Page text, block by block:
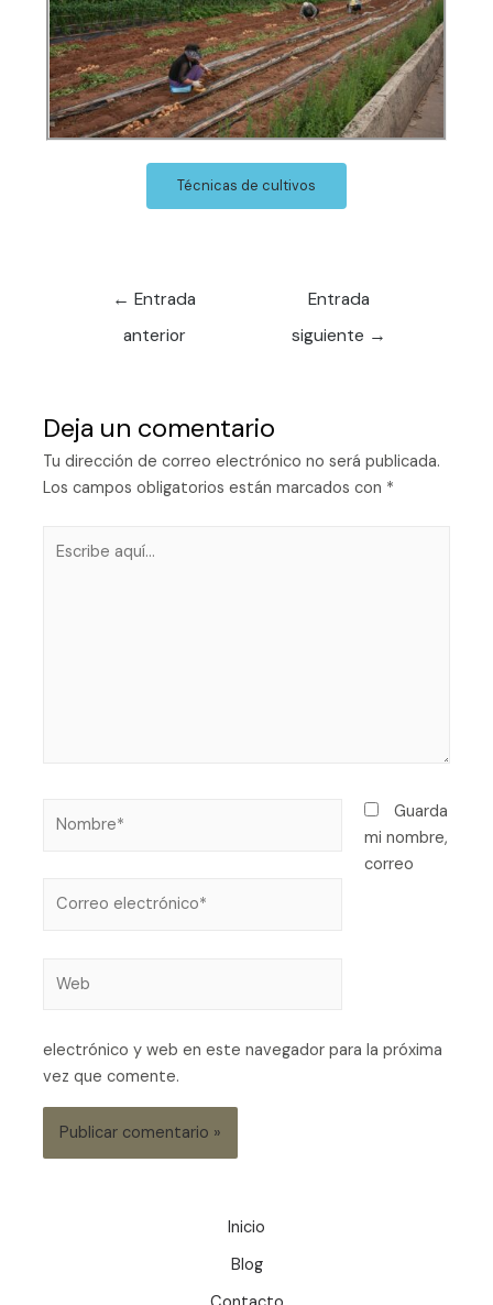
Técnicas de cultivos
← Entrada
anterior
Entrada
siguiente →
Deja un comentario
Tu dirección de correo electrónico no será publicada.
Los campos obligatorios están marcados con *
Guarda
mi nombre,
correo
electrónico y web en este navegador para la próxima
vez que comente.
Inicio
Blog